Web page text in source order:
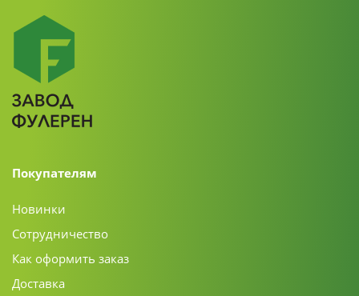
Покупателям
Новинки
Сотрудничество
Как оформить заказ
Доставка